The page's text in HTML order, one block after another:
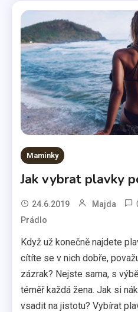
Maminky
Jak vybrat plavky
24.6.2019 Majda
Prádlo
Když už konečně najdete
cítíte se v nich dobře,
zázrak? Nejste sama, s
téměř každá žena. Jak si
vsadit na jistotu? Vybírat